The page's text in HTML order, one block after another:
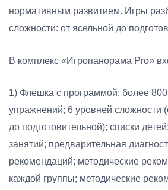
нормативным развитием. Игры
сложности: от ясельной до
В комплекс «Игропанорама Pro»
1) Флешка с программой: более
упражнений; 6 уровней сложности
до подготовительной); списки
занятий; предварительная
рекомендаций; методические
каждой группы; методические